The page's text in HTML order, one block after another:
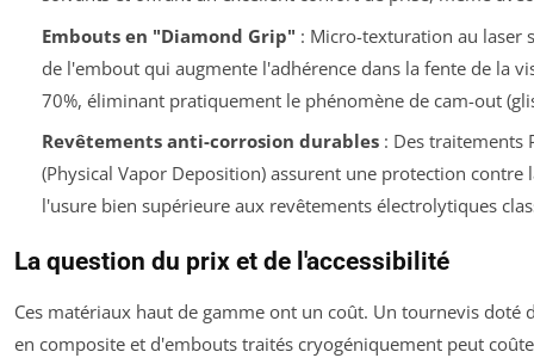
Embouts en "Diamond Grip" : Micro-texturation au laser
de l'embout qui augmente l'adhérence dans la fente de la
70%, éliminant pratiquement le phénomène de cam-out
Revêtements anti-corrosion durables: Des traitements
(Physical Vapor Deposition) assurent une protection contre
l'usure bien supérieure aux revêtements électrolytiques
La question du prix et de l'accessibilité
Ces matériaux haut de gamme ont un coût. Un tournevis doté
en composite et d'embouts traités cryogéniquement peut